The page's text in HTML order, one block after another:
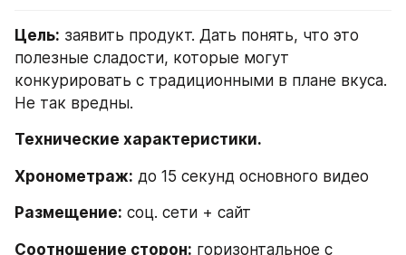
Цель: заявить продукт. Дать понять, что это
полезные сладости, которые могут
конкурировать с традиционными в плане вкуса.
Не так вредны.
Технические характеристики.
Хронометраж: до 15 секунд основного видео
Размещение: соц. сети + сайт
Соотношение сторон: горизонтальное с